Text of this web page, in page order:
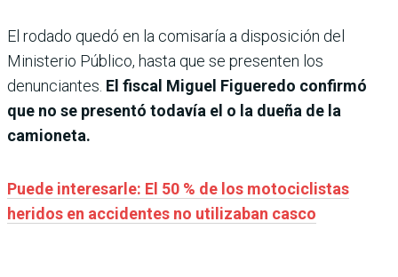
El rodado quedó en la comisaría a disposición del
Ministerio Público, hasta que se presenten los
denunciantes. El fiscal Miguel Figueredo confirmó
que no se presentó todavía el o la dueña de la
camioneta.
Puede interesarle: El 50 % de los motociclistas
heridos en accidentes no utilizaban casco